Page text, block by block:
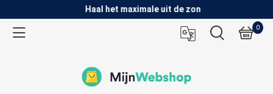
Haal het maximale uit de zon
0
Producten